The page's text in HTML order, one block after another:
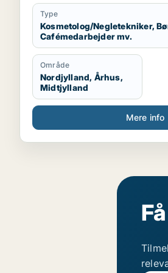
nu men hun skal bo med sin
Type
Kosmetolog/Negletekniker,
Cafémedarbejder mv.
Område
Nordjylland, Århus,
Midtjylland
Mere info